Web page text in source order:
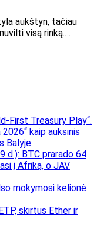
aukštyn, tačiau
visą rinką.…
First Treasury Play“.
kaip auksinis
Balyje
d.): BTC prarado 64
į Afriką, o JAV
mokymosi kelionė
skirtus Ether ir